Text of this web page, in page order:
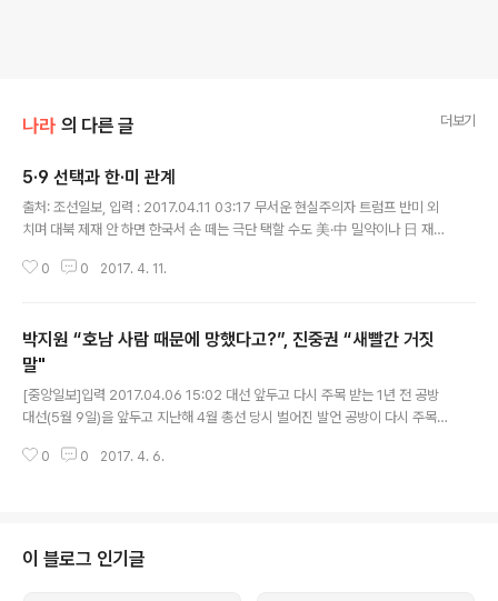
나라 의 다른 글 더보기
5·9 선택과 한·미 관계
출처: 조선일보, 입력 : 2017.04.11 03:17 무서운 현실주의자 트럼프 반미 외
치며 대북 제재 안 하면 한국서 손 떼는 극단 택할 수도 美·中 밀약이나 日 재무
후 대선 결과 한국에 좌파 정권이 들어서면 한·미 동맹 ..
0 0 2017. 4. 11.
박지원 “호남 사람 때문에 망했다고?”, 진중권 “새빨간 거짓
말"
[중앙일보]입력 2017.04.06 15:02 대선 앞두고 다시 주목 받는 1년 전 공방
대선(5월 9일)을 앞두고 지난해 4월 총선 당시 벌어진 발언 공방이 다시 주목을
진중권 동양대 교수가 자신의 트위터(지난해 4월 11일)에 박지원..
0 0 2017. 4. 6.
이 블로그 인기글